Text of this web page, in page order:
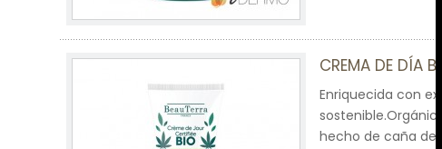
CREMA DE DÍA BIO
Enriquecida con
hecho de caña de